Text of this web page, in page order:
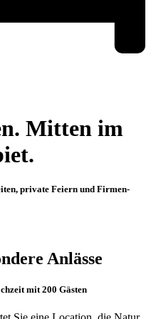
Mitten im
private Feiern und Firmen­
Anlässe
mit 200 Gästen